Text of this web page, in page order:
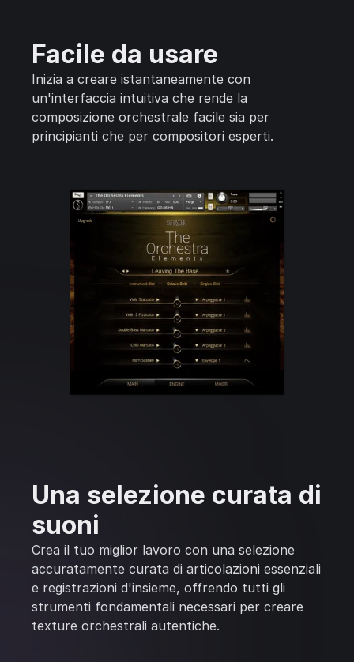
Facile da usare
Inizia a creare istantaneamente con
un'interfaccia intuitiva che rende la
composizione orchestrale facile sia per
principianti che per compositori esperti.
Una selezione curata di
suoni
Crea il tuo miglior lavoro con una selezione
accuratamente curata di articolazioni essenziali
e registrazioni d'insieme, offrendo tutti gli
strumenti fondamentali necessari per creare
texture orchestrali autentiche.